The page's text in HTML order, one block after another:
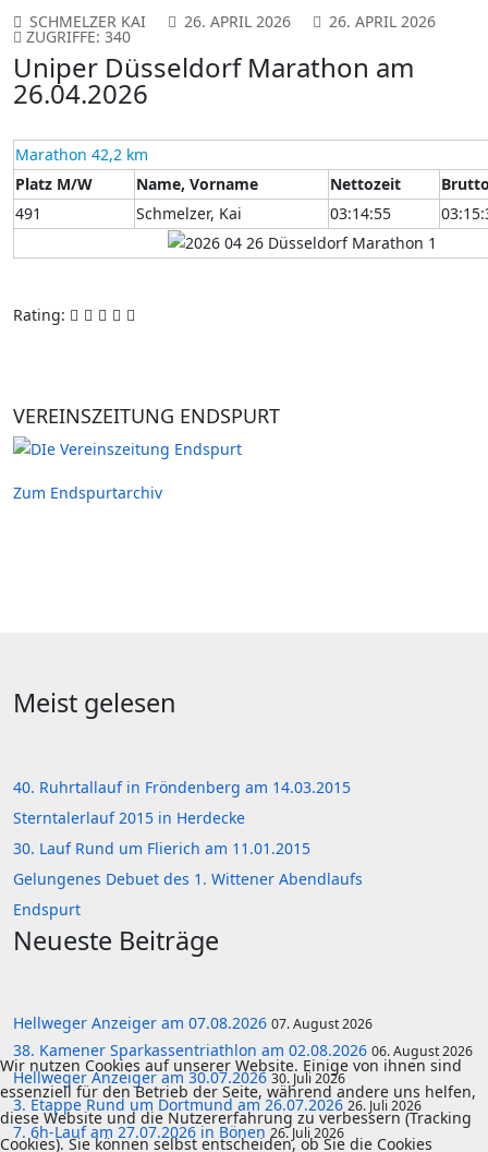
SCHMELZER KAI 26. APRIL 2026 26. APRIL 2026
ZUGRIFFE: 340
Uniper Düsseldorf Marathon am
26.04.2026
Marathon 42,2 km
Platz M/W
Name, Vorname Nettozeit
491
Schmelzer, Kai 03:14:55
Rating:
VEREINSZEITUNG ENDSPURT
Zum Endspurtarchiv
Meist gelesen
40. Ruhrtallauf in Fröndenberg am 14.03.2015
Sterntalerlauf 2015 in Herdecke
30. Lauf Rund um Flierich am 11.01.2015
Gelungenes Debuet des 1. Wittener Abendlaufs
Endspurt
Neueste Beiträge
Hellweger Anzeiger am 07.08.2026 07. August 2026
38. Kamener Sparkassentriathlon am 02.08.2026 06. August 2026
Hellweger Anzeiger am 30.07.202630. Juli 2026
3. Etappe Rund um Dortmund am 26.07.2026 26. Juli 2026
7. 6h-Lauf am 27.07.2026 in Bönen 26. Juli 2026
Wir nutzen Cookies auf unserer Website. Einige von ihnen sind
essenziell für den Betrieb der Seite, während andere uns helfen,
diese Website und die Nutzererfahrung zu verbessern (Tracking
Cookies). Sie können selbst entscheiden, ob Sie die Cookies